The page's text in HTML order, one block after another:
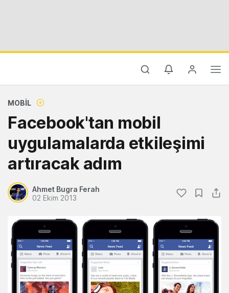
MOBIL
Facebook'tan mobil
uygulamalarda etkileşimi
artıracak adım
Ahmet Bugra Ferah
02 Ekim 2013